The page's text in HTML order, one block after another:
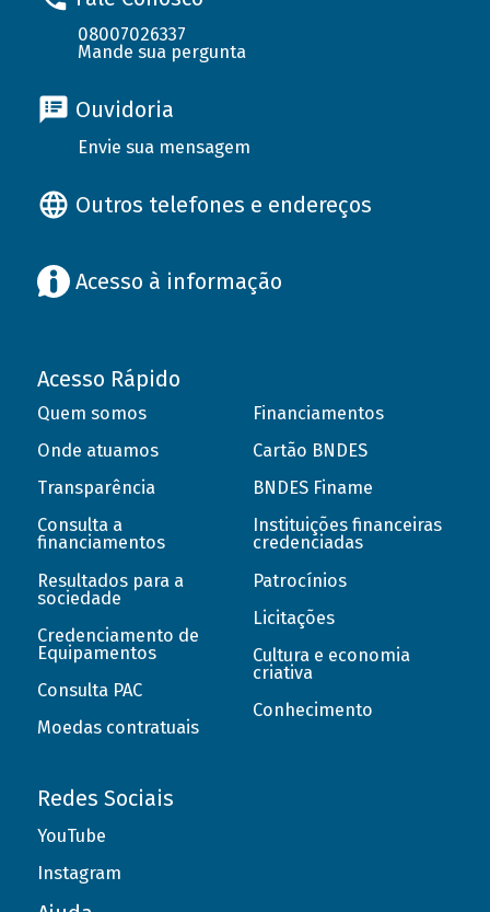
08007026337
Mande sua pergunta
Ouvidoria
Envie sua mensagem
Outros telefones e endereços
Acesso à informação
Acesso Rápido
Quem somos
Onde atuamos
Transparência
Consulta a
financiamentos
Resultados para a
sociedade
Credenciamento de
Equipamentos
Consulta PAC
Moedas contratuais
Financiamentos
Cartão BNDES
BNDES Finame
Instituições financeiras
credenciadas
Patrocínios
Licitações
Cultura e economia
criativa
Conhecimento
Redes Sociais
YouTube
Instagram